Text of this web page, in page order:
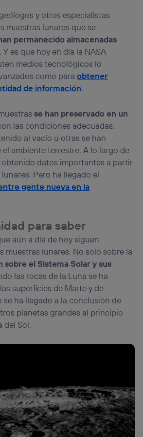
y otros especialistas
muestras lunares que se
permanecido almacenadas
. Y es que hoy en día la NASA
medios tecnológicos lo
como paraobtener
de información.
se han preservado en un
las condiciones adecuadas.
al vacío u otras se han
ambiente terrestre. A lo largo de
obtenido datos importantes a partir
Pero ha llegado el
gente nueva en la
para saber
aún a día de hoy siguen
muestras lunares. No solo sobre la
sobre el Sistema Solar y sus
las rocas de la Luna se ha
superficies de Marte y de
se ha llegado a la conclusión de
planetas grandes al principio
del Sol.
de banda ancha(p. ej., Wi-Fi),
se realizará en función de las
de los miembros del hogar
su consentimiento.
móviles, el marketing será más
que se basará únicamente en la
del móvil.
consentimientos Utiq seleccionando
la parte inferior de esta página web o
Para más información, consulta
de Utiq.